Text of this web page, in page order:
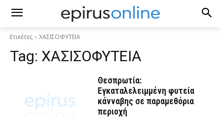
Ετικέτες ΧΑΣΙΣΟΦΥΤΕΙΑ
Tag: ΧΑΣΙΣΟΦΥΤΕΙΑ
Θεσπρωτία:
Εγκαταλελειμμένη φυτεία
κάνναβης σε παραμεθόρια
περιοχή